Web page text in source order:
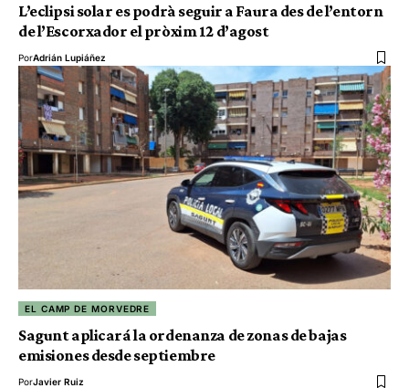
L’eclipsi solar es podrà seguir a Faura des de l’entorn
de l’Escorxador el pròxim 12 d’agost
PorAdrián Lupiáñez
EL CAMP DE MORVEDRE
Sagunt aplicará la ordenanza de zonas de bajas
emisiones desde septiembre
PorJavier Ruiz